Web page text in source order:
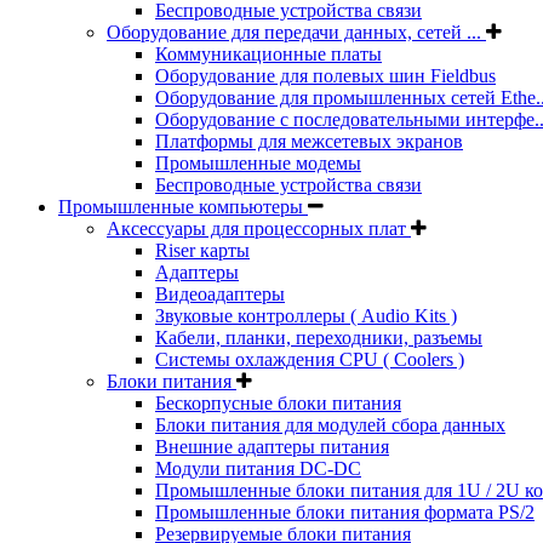
Беспроводные устройства связи
Оборудование для передачи данных, сетей ...
Коммуникационные платы
Оборудование для полевых шин Fieldbus
Оборудование для промышленных сетей
Оборудование с последовательными
Платформы для межсетевых экранов
Промышленные модемы
Беспроводные устройства связи
Промышленные компьютеры
Аксессуары для процессорных плат
Riser карты
Адаптеры
Видеоадаптеры
Звуковые контроллеры ( Audio Kits )
Кабели, планки, переходники, разъемы
Системы охлаждения CPU ( Coolers )
Блоки питания
Бескорпусные блоки питания
Блоки питания для модулей сбора данных
Внешние адаптеры питания
Модули питания DC-DC
Промышленные блоки питания для 1U / 2U
Промышленные блоки питания формата PS/2
Резервируемые блоки питания